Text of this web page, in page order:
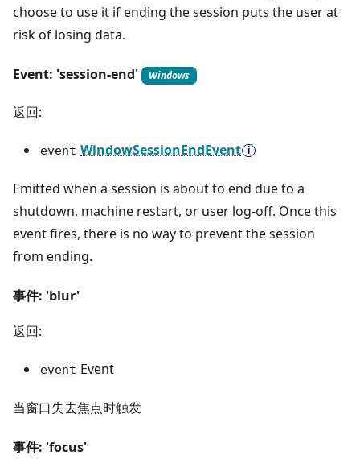
choose to use it if ending the session puts the user at
risk of losing data.
Event: 'session-end' Windows
返回:
event WindowSessionEndEvent
Emitted when a session is about to end due to a
shutdown, machine restart, or user log-off. Once this
event fires, there is no way to prevent the session
from ending.
事件: 'blur'
返回:
event Event
当窗口失去焦点时触发
事件: 'focus'